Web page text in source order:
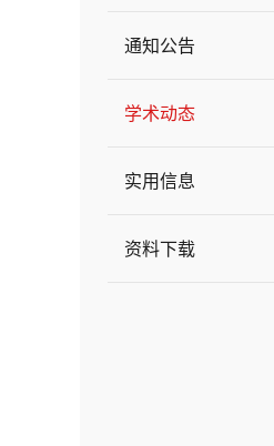
通知公告
学术动态
实用信息
资料下载